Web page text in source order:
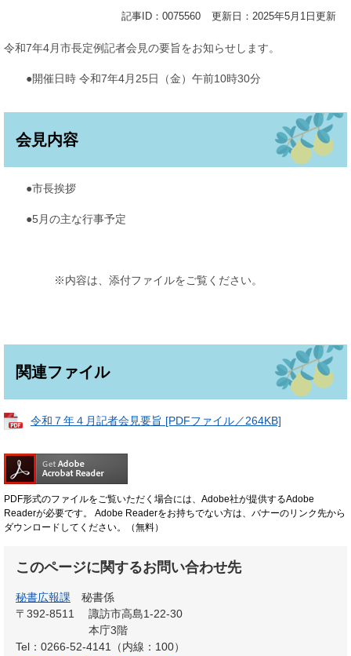
記事ID：0075560 更新日：2025年5月1日更新
令和7年4月市長定例記者会見の要旨をお知らせします。
●開催日時 令和7年4月25日（金）午前10時30分
会見内容
●市長挨拶
●5月の主な行事予定
※内容は、添付ファイルをご覧ください。
関連ファイル
令和７年４月記者会見要旨 [PDFファイル／264KB]
PDF形式のファイルをご覧いただく場合には、Adobe社が提供するAdobe
Readerが必要です。
Adobe Readerをお持ちでない方は、バナーのリンク先から
ダウンロードしてください。（無料）
このページに関するお問い合わせ先
秘書広報課
秘書係
〒392-8511
諏訪市高島1-22-30
本庁3階
Tel：0266-52-4141（内線：100）